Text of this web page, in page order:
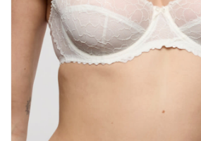
Lingerie-accessoires
Cadeaubonnen